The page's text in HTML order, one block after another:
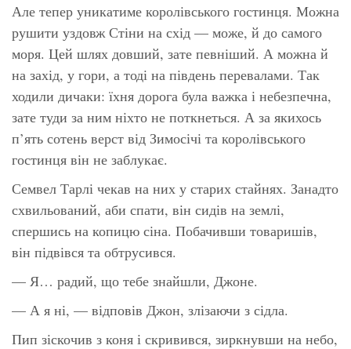
Але тепер уникатиме королівського гостинця. Можна
рушити уздовж Стіни на схід — може, й до самого
моря. Цей шлях довший, зате певніший. А можна й
на захід, у гори, а тоді на південь перевалами. Так
ходили дичаки: їхня дорога була важка і небезпечна,
зате туди за ним ніхто не поткнеться. А за якихось
п’ять сотень верст від Зимосічі та королівського
гостинця він не заблукає.
Семвел Тарлі чекав на них у старих стайнях. Занадто
схвильований, аби спати, він сидів на землі,
спершись на копицю сіна. Побачивши товаришів,
він підвівся та обтрусився.
— Я… радий, що тебе знайшли, Джоне.
— А я ні, — відповів Джон, злізаючи з сідла.
Пип зіскочив з коня і скривився, зиркнувши на небо,